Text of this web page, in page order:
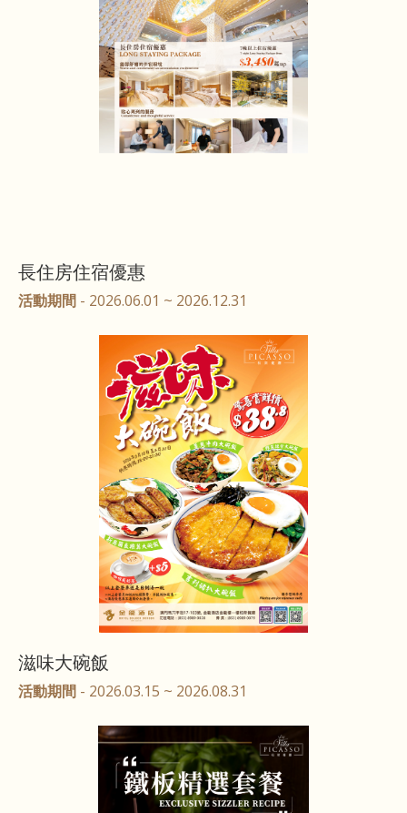
長住房住宿優惠
活動期間 - 2026.06.01 ~ 2026.12.31
滋味大碗飯
活動期間 - 2026.03.15 ~ 2026.08.31